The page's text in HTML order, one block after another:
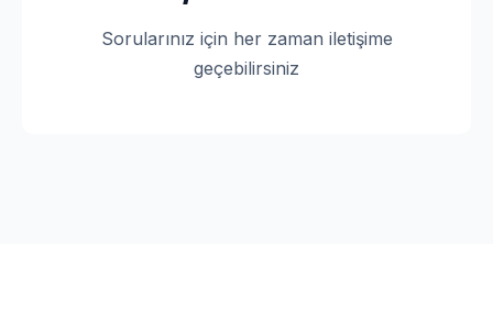
Sorularınız için her zaman iletişime
geçebilirsiniz